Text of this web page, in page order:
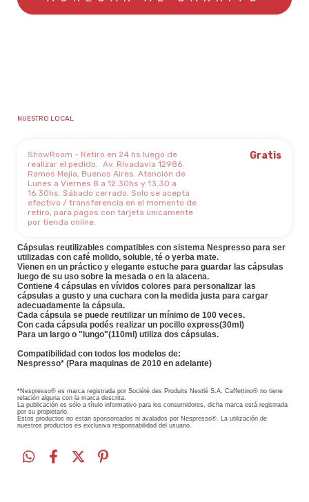
NUESTRO LOCAL
ShowRoom - Retiro en 24 hs luego de
realizar el pedido. Av. Rivadavia 12986.
Ramos Mejia, Buenos Aires. Atención de
Lunes a Viernes 8 a 12.30hs y 13.30 a
16.30hs. Sábado cerrado. Solo se acepta
efectivo / transferencia en el momento de
retiro, para pagos con tarjeta únicamente
por tienda online.
Gratis
Cápsulas reutilizables compatibles con sistema Nespresso para ser
utilizadas con café molido, soluble, té o yerba mate.
Vienen en un práctico y elegante estuche para guardar las cápsulas
luego de su uso sobre la mesada o en la alacena.
Contiene 4 cápsulas en vívidos colores para personalizar las
cápsulas a gusto y una cuchara con la medida justa para cargar
adecuadamente la cápsula.
Cada cápsula se puede reutilizar un mínimo de 100 veces.
Con cada cápsula podés realizar un pocillo express(30ml)
Para un largo o "lungo"(110ml) utiliza dos cápsulas.
Compatibilidad con todos los modelos de:
Nespresso* (Para maquinas de 2010 en adelante)
*Nespresso® es marca registrada por Société des Produits Nestlé S.A. Caffettino® no tiene
relación alguna con la marca descrita.
La publicación es sólo a título informativo para los consumidores, dicha marca está registrada
por su propietario.
Estos productos no estan sponsoreados ni avalados por Nespresso®. La utilización de
nuestros productos es exclusiva responsabilidad del usuario.